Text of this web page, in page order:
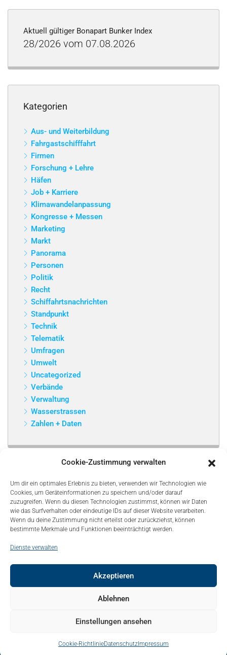
Cookie-Zustimmung verwalten
Um dir ein optimales Erlebnis zu bieten, verwenden wir Technologien wie
Cookies, um Geräteinformationen zu speichern und/oder darauf
zuzugreifen. Wenn du diesen Technologien zustimmst, können wir Daten
wie das Surfverhalten oder eindeutige IDs auf dieser Website verarbeiten.
Wenn du deine Zustimmung nicht erteilst oder zurückziehst, können
bestimmte Merkmale und Funktionen beeinträchtigt werden.
Dienste verwalten
Akzeptieren
Ablehnen
Einstellungen ansehen
Cookie-RichtlinieDatenschutz Impressum
Aktuell gültiger Bonapart Bunker Index
28/2026 vom 07.08.2026
Kategorien
Aus- und Weiterbildung
Fahrgastschifffahrt
Firmen
Forschung + Lehre
Häfen
Job + Karriere
Klimawandelanpassung
Kongresse + Messen
Marketing
Markt
Panorama
Personen
Politik
Recht
Schiffahrtsnachrichten
Standpunkt
Technik
Telematik
Umfragen
Umwelt
Uncategorized
Verbände
Verwaltung
Wasserstrassen
Zahlen + Daten
Datenschutz